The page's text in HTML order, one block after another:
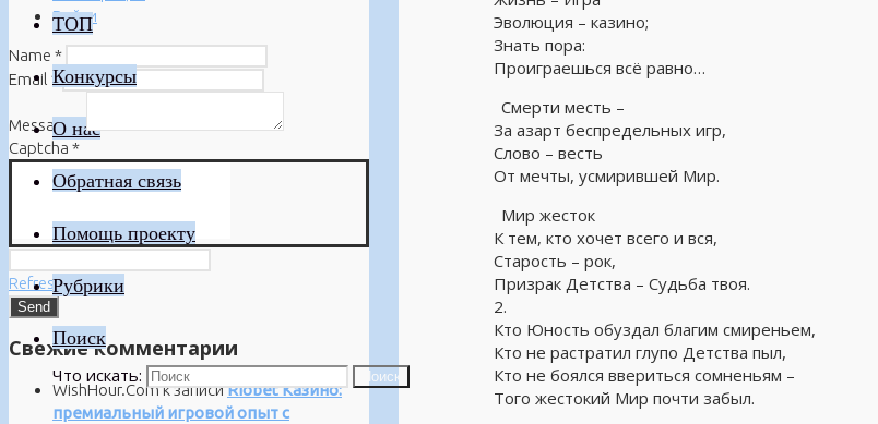
ТОП
Конкурсы
О нас
Обратная связь
Помощь проекту
Рубрики
Поиск
Что искать: Поиск
Эволюция – казино;
Знать пора:
Проиграешься всё равно…
Смерти месть –
За азарт беспредельных игр,
Слово – весть
От мечты, усмирившей Мир.
Мир жесток
К тем, кто хочет всего и вся,
Старость – рок,
Призрак Детства – Судьба твоя.
2.
Кто Юность обуздал благим смиреньем,
Кто не растратил глупо Детства пыл,
Кто не боялся ввериться сомненьям –
Того жестокий Мир почти забыл.
Войти
Name *
Email *
Message*
Captcha *
Refresh
Свежие комментарии
WishHour.Comк записиRiobet Казино:
премиальный игровой опыт с